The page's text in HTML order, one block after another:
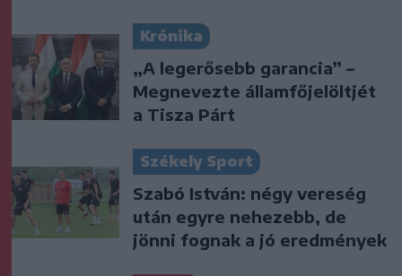
Krónika
„A legerősebb garancia” –
Megnevezte államfőjelöltjét
a Tisza Párt
Székely Sport
Szabó István: négy vereség
után egyre nehezebb, de
jönni fognak a jó eredmények